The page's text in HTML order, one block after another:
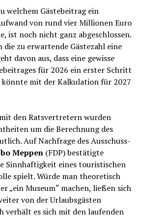
welchem Gästebeitrag ein
von rund vier Millionen Euro
ist noch nicht ganz abgeschlossen.
die zu erwartende Gästezahl eine
davon aus, dass eine gewisse
für 2026 ein erster Schritt
könnte mit der Kalkulation für 2027
den Ratsvertretern wurden
um die Berechnung des
Auf Nachfrage des Ausschuss-
Meppen(FDP) bestätigte
Sinnhaftigkeit eines touristischen
spielt. Würde man theoretisch
„ein Museum“ machen, ließen sich
von der Urlaubsgästen
verhält es sich mit den laufenden